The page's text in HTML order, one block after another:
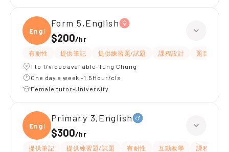
Engli
Form 5,English
$200/hr
有耐性 提供筆記 提供練習題/試題 課程設計
題目講解
1 to 1/video available-Tung Chung
One day a week -1.5Hour/cls
Female tutor-University
Engli
Primary 3,English
$300/hr
提供筆記 提供練習題/試題 有耐性 互動教學
課程設計